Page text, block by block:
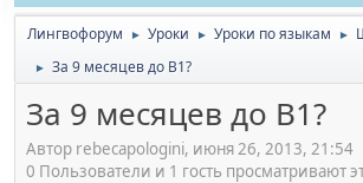
Лингвофорум ► Уроки ► Уроки по языкам ►
► За 9 месяцев до B1?
За 9 месяцев до B1?
Автор rebecapologini, июня 26, 2013, 21:54
0 Пользователи и 1 гость просматривают